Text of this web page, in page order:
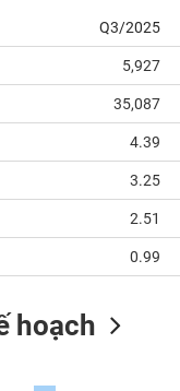
Q3/2025
5,927
35,087
4.39
3.25
2.51
0.99
hoạch